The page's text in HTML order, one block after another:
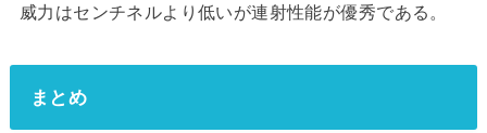
威力はセンチネルより低いが連射性能が優秀である。
まとめ